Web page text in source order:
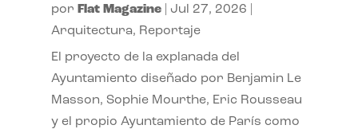
por Flat Magazine| Jul 27, 2026
Arquitectura, Reportaje
El proyecto de la explanada del
Ayuntamiento diseñado por Benjamin Le
Masson, Sophie Mourthe, Eric Rousseau
y el propio Ayuntamiento de París como